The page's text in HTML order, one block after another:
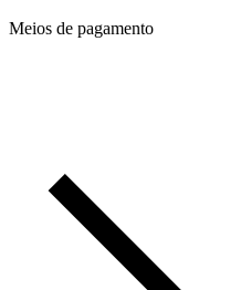
Meios de pagamento